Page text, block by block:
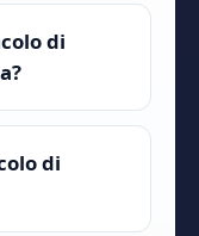
di
di